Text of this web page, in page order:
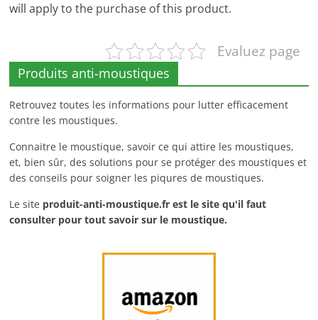
will apply to the purchase of this product.
Evaluez page
Produits anti-moustiques
Retrouvez toutes les informations pour lutter efficacement
contre les moustiques.
Connaitre le moustique, savoir ce qui attire les moustiques,
et, bien sûr, des solutions pour se protéger des moustiques et
des conseils pour soigner les piqures de moustiques.
Le site produit-anti-moustique.fr est le site qu'il faut
consulter pour tout savoir sur le moustique.